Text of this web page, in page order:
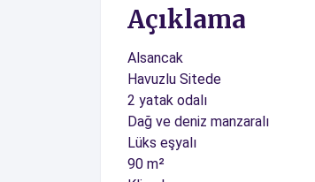
Açıklama
Alsancak
Havuzlu Sitede
2 yatak odalı
Dağ ve deniz manzaralı
Lüks eşyalı
90 m²